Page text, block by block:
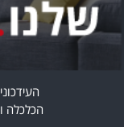
הכלכלה